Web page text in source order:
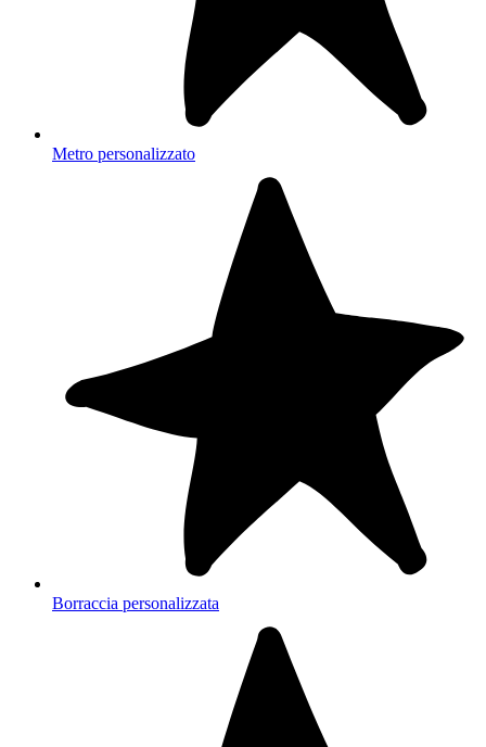
Metro personalizzato
Borraccia personalizzata